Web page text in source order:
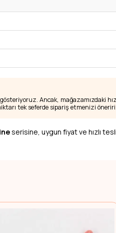
Ancak, mağazamızdaki
tek seferde sipariş etmenizi
serisine, uygun fiyat ve hızlı